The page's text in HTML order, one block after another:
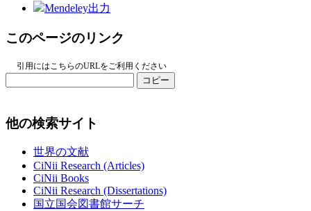
Mendeley出力
このページのリンク
引用にはこちらのURLをご利用ください
コピー
他の検索サイト
世界の文献
CiNii Research (Articles)
CiNii Books
CiNii Research (Dissertations)
国立国会図書館サーチ